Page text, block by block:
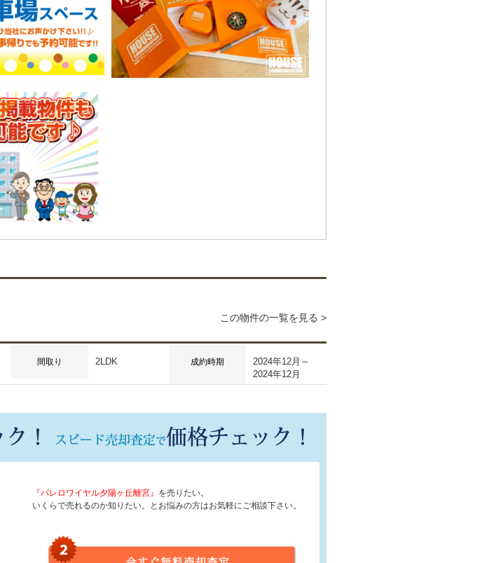
この物件の一覧を見る >
間取り 2LDK 成約時期
2024年12月～
2024年12月
『パレロワイヤル夕陽ヶ丘離宮』 を売りたい。
いくらで売れるのか知りたい。とお悩みの方はお気軽にご相談下さい。